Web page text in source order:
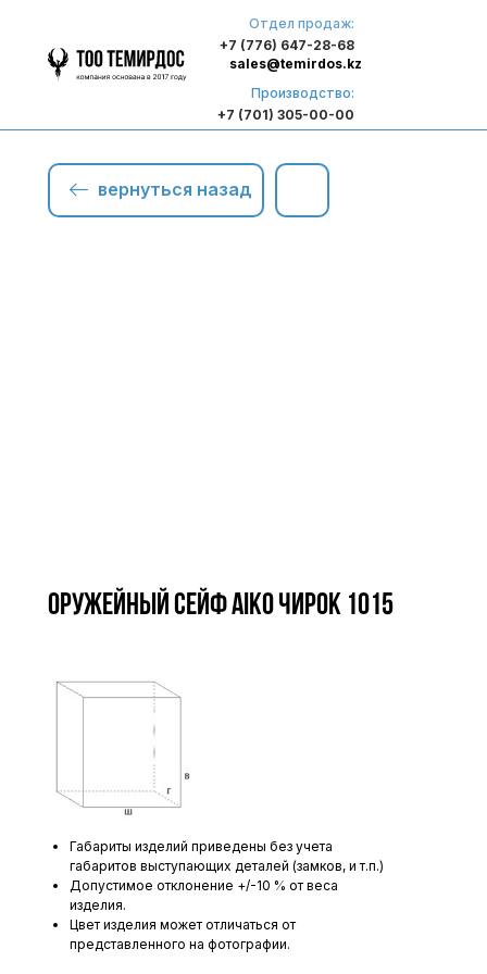
Отдел продаж:
+7 (776) 647-28-68
Производство:
+7 (701) 305-00-00
sales@temirdos.kz
вернуться назад
Оружейный сейф AIKO ЧИРОК 1015
Габариты изделий приведены без учета
габаритов выступающих деталей (замков, и т.п.)
Допустимое отклонение +/-10 % от веса
изделия.
Цвет изделия может отличаться от
представленного на фотографии.